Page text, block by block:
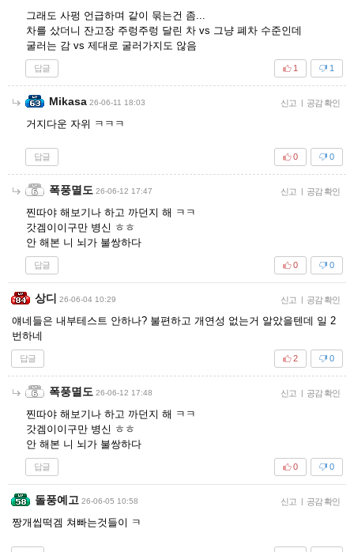
그래도 사펑 언급하며 같이 묶는건 좀...
차를 샀더니 잔고장 주렁주렁 달린 차 vs 그냥 폐차 수준인데
굴러는 감 vs 제대로 굴러가지도 않음
답글 1
1
Mikasa 26-06-11 18:03 신고 | 공감 확인
거지다운 자위 ㅋㅋㅋ
답글 0
0
폭풍멸도 26-06-12 17:47 신고 | 공감 확인
찐따야 해보기나 하고 까던지 해 ㅋㅋ
갓겜이이구만 병신 ㅎㅎ
안 해본 니 뇌가 불쌍하다
답글 0
0
상디 26-06-04 10:29 신고 | 공감 확인
얘네들은 내부테스트 안하나? 불편하고 개연성 없는거 알았을텐데 일 2
번하네
답글 0
2
폭풍멸도 26-06-12 17:48 신고 | 공감 확인
찐따야 해보기나 하고 까던지 해 ㅋㅋ
갓겜이이구만 병신 ㅎㅎ
안 해본 니 뇌가 불쌍하다
답글 0
0
돌풍예고 26-06-05 10:58 신고 | 공감 확인
짱개씹떡겜 쳐빠는것들이 ㅋ